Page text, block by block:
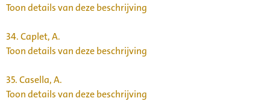
Toon details van deze beschrijving
34.Caplet, A.
Toon details van deze beschrijving
35.Casella, A.
Toon details van deze beschrijving